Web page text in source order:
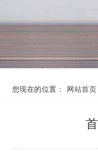
您现在的位置： 网站首页